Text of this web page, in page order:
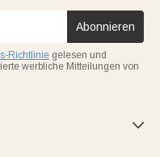
Abonnieren
Richtlinie gelesen und
werbliche Mitteilungen von
